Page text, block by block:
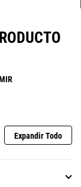
Expandir Todo